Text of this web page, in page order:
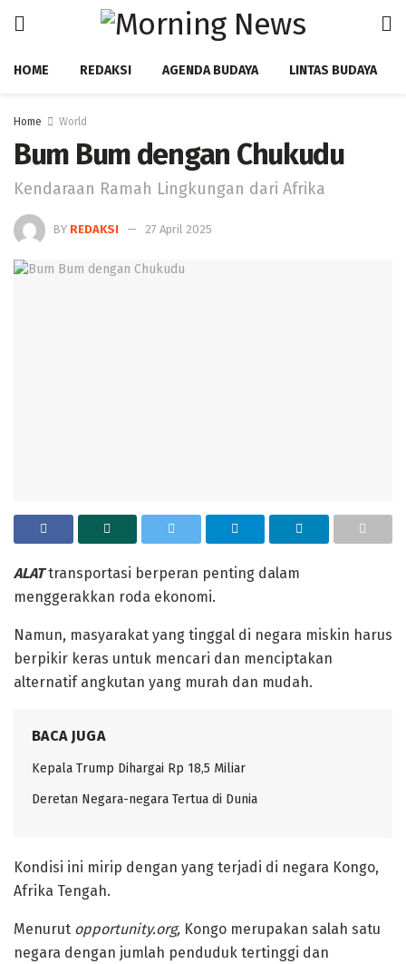
HOME REDAKSI AGENDA BUDAYA LINTAS BUDAYA
Home World
Bum Bum dengan Chukudu
Kendaraan Ramah Lingkungan dari Afrika
BY REDAKSI 27 April 2025
ALATtransportasi berperan penting dalam
menggerakkan roda ekonomi.
Namun, masyarakat yang tinggal di negara miskin harus
berpikir keras untuk mencari dan menciptakan
alternatif angkutan yang murah dan mudah.
BACA JUGA
Kepala Trump Dihargai Rp 18,5 Miliar
Deretan Negara-negara Tertua di Dunia
‎Kondisi ini mirip dengan yang terjadi di negara Kongo,
Afrika Tengah.
Menurut opportunity.org, Kongo merupakan salah satu
negara dengan jumlah penduduk tertinggi dan